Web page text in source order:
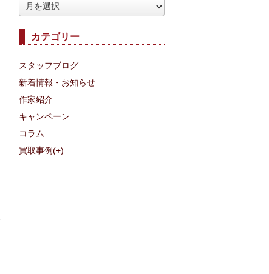
カテゴリー
スタッフブログ
新着情報・お知らせ
作家紹介
キャンペーン
コラム
買取事例(+)